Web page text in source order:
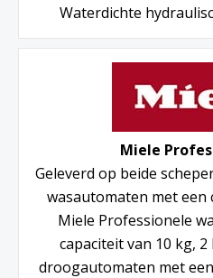
Waterdichte
Miele
Geleverd op beide
wasautomaten met een
Miele Professionele
capaciteit van 10 kg,
droogautomaten met